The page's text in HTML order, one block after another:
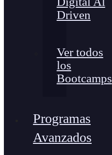
Driven
Ver todos
los
Bootcamps
Programas
Avanzados